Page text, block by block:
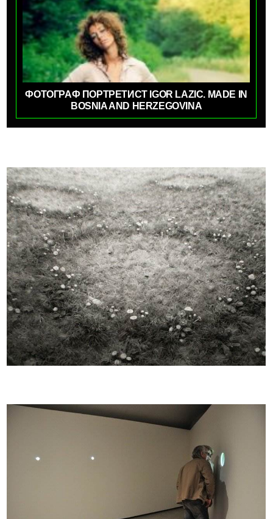
ФОТОГРАФ ПОРТРЕТИСТ IGOR LAZIC. MADE IN
BOSNIA AND HERZEGOVINA